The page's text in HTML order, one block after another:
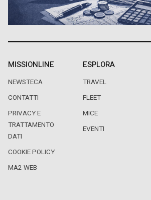
MISSIONLINE
NEWSTECA
CONTATTI
PRIVACY E
TRATTAMENTO
DATI
COOKIE POLICY
MA2 WEB
ESPLORA
TRAVEL
FLEET
MICE
EVENTI